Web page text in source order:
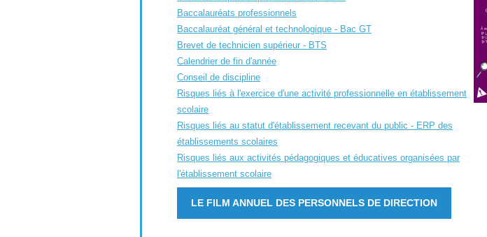
Baccalauréats professionnels
Baccalauréat général et technologique - Bac GT
Brevet de technicien supérieur - BTS
Calendrier de fin d'année
Conseil de discipline
Risques liés à l'exercice d'une activité professionnelle en établissement
scolaire
Risques liés au statut d'établissement recevant du public - ERP des
établissements scolaires
Risques liés aux activités pédagogiques et éducatives organisées par
l'établissement scolaire
LE FILM ANNUEL DES PERSONNELS DE DIRECTION